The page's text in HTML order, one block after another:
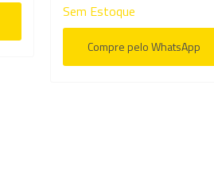
Sem Estoque
Compre pelo WhatsApp